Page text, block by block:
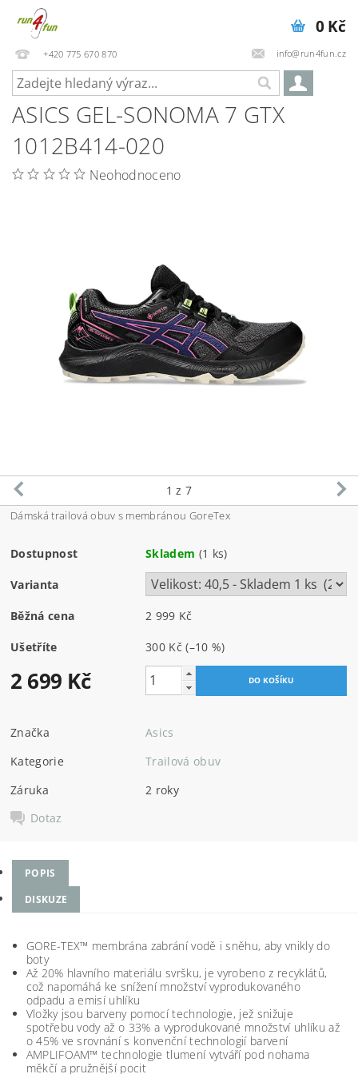
+420 775 670 870 info@run4fun.cz
0 Kč
ASICS GEL-SONOMA 7 GTX
1012B414-020
Neohodnoceno
1 z 7
Dámská trailová obuv s membránou GoreTex
Dostupnost Skladem (1 ks)
Varianta
Běžná cena 2 999 Kč
Ušetříte 300 Kč(–10 %)
2 699 Kč
Značka
Asics
Kategorie
Trailová obuv
Záruka
2 roky
Dotaz
POPIS
DISKUZE
GORE-TEX™ membrána zabrání vodě i sněhu, aby vnikly do
boty
Až 20% hlavního materiálu svršku, je vyrobeno z recyklátů,
což napomáhá ke snížení množství vyprodukovaného
odpadu a emisí uhlíku
Vložky jsou barveny pomocí technologie, jež snižuje
spotřebu vody až o 33% a vyprodukované množství uhlíku až
o 45% ve srovnání s konvenční technologií barvení
AMPLIFOAM™ technologie tlumení vytváří pod nohama
měkčí a pružnější pocit